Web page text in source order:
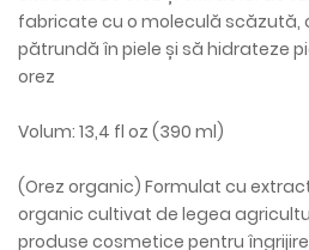
fabricate cu o moleculă scăzută,
pătrundă în piele și să hidrateze
orez
Volum: 13,4 fl oz (390 ml)
(Orez organic) Formulat cu
organic cultivat de legea
produse cosmetice pentru